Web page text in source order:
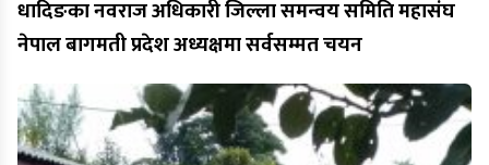
धादिङका नवराज अधिकारी जिल्ला समन्वय समिति महासंघ
नेपाल बागमती प्रदेश अध्यक्षमा सर्वसम्मत चयन